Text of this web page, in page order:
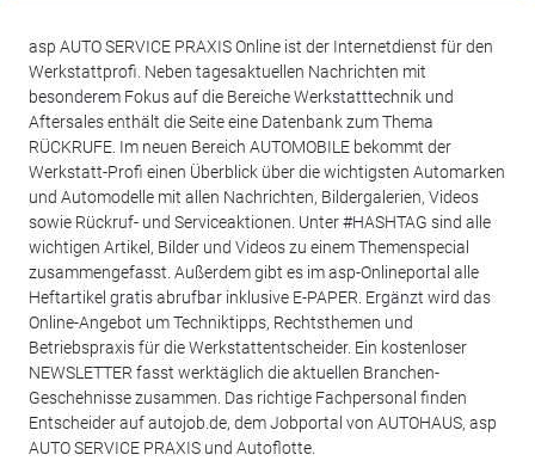
asp AUTO SERVICE PRAXIS Online ist der Internetdienst für den
Werkstattprofi. Neben tagesaktuellen Nachrichten mit
besonderem Fokus auf die Bereiche Werkstatttechnik und
Aftersales enthält die Seite eine Datenbank zum Thema
RÜCKRUFE. Im neuen Bereich AUTOMOBILE bekommt der
Werkstatt-Profi einen Überblick über die wichtigsten Automarken
und Automodelle mit allen Nachrichten, Bildergalerien, Videos
sowie Rückruf- und Serviceaktionen. Unter #HASHTAG sind alle
wichtigen Artikel, Bilder und Videos zu einem Themenspecial
zusammengefasst. Außerdem gibt es im asp-Onlineportal alle
Heftartikel gratis abrufbar inklusive E-PAPER. Ergänzt wird das
Online-Angebot um Techniktipps, Rechtsthemen und
Betriebspraxis für die Werkstattentscheider. Ein kostenloser
NEWSLETTER fasst werktäglich die aktuellen Branchen-
Geschehnisse zusammen. Das richtige Fachpersonal finden
Entscheider auf autojob.de, dem Jobportal von AUTOHAUS, asp
AUTO SERVICE PRAXIS und Autoflotte.